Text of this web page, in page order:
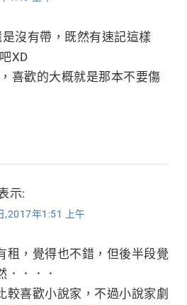
沒有帶，既然有速記這樣
XD
喜歡的大概就是那本不要傷
示:
,2017年1:51 上午
租，覺得也不錯，但後半段覺
．．．．
較喜歡小說家，不過小說家劇